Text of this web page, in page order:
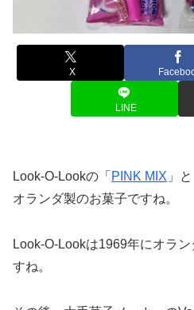
X
LINE
Look-O-Lookの「 PINK MIX 」と
オランダ製のお菓子ですね。
Look-O-Lookは1969年にオラ
すね。